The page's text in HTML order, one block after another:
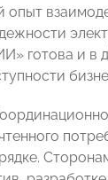
опыт
готова и в